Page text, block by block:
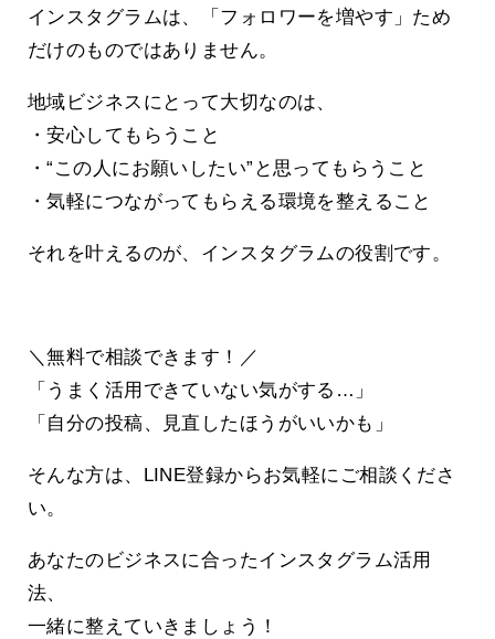
インスタグラムは、「フォロワーを増やす」ため
だけのものではありません。
地域ビジネスにとって大切なのは、
・安心してもらうこと
・“この人にお願いしたい”と思ってもらうこと
・気軽につながってもらえる環境を整えること
それを叶えるのが、インスタグラムの役割です。
＼無料で相談できます！／
「うまく活用できていない気がする…」
「自分の投稿、見直したほうがいいかも」
そんな方は、LINE登録からお気軽にご相談くださ
い。
あなたのビジネスに合ったインスタグラム活用
法、
一緒に整えていきましょう！